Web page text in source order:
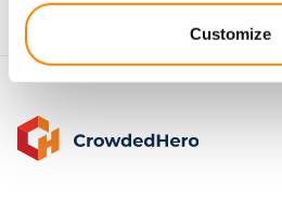
Identify your device by
Find out more about how your
and set your preferences in the
Customize
Vous pouvez vous désabonner